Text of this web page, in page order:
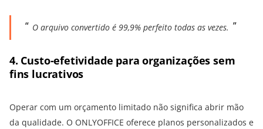
O arquivo convertido é 99,9% perfeito todas as vezes.
4. Custo-efetividade para organizações sem
fins lucrativos
Operar com um orçamento limitado não significa abrir mão
da qualidade. O ONLYOFFICE oferece planos personalizados e